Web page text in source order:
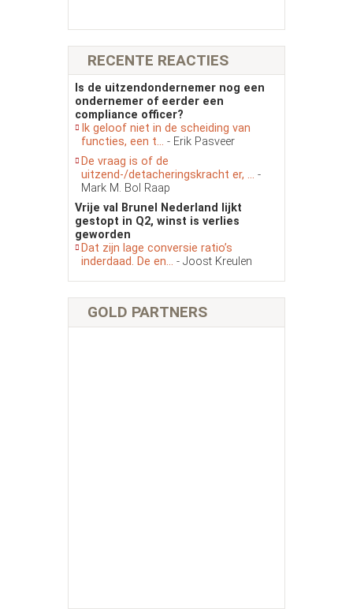
RECENTE REACTIES
Is de uitzendondernemer nog een
ondernemer of eerder een
compliance officer?
Ik geloof niet in de scheiding van
functies, een t... - Erik Pasveer
De vraag is of de
uitzend-/detacheringskracht er, ... -
Mark M. Bol Raap
Vrije val Brunel Nederland lijkt
gestopt in Q2, winst is verlies
geworden
Dat zijn lage conversie ratio’s
inderdaad. De en... - Joost Kreulen
GOLD PARTNERS